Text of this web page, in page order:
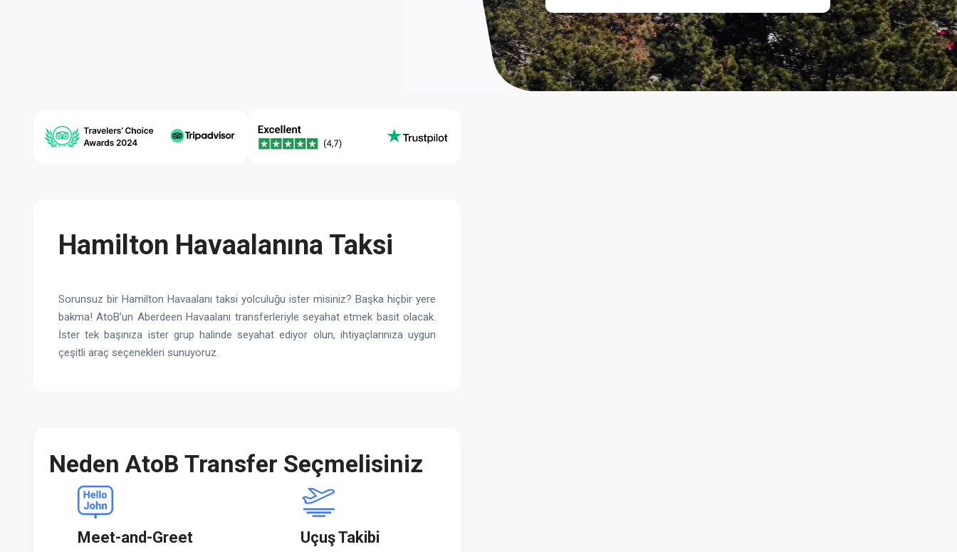
Hamilton Havaalanına Taksi
Sorunsuz bir Hamilton Havaalanı taksi yolculuğu ister misiniz? Başka hiçbir yere
bakma! AtoB’un Aberdeen Havaalanı transferleriyle seyahat etmek basit olacak.
İster tek başınıza ister grup halinde seyahat ediyor olun, ihtiyaçlarınıza uygun
çeşitli araç seçenekleri sunuyoruz.
Neden AtoB Transfer Seçmelisiniz
Meet-and-Greet Uçuş Takibi